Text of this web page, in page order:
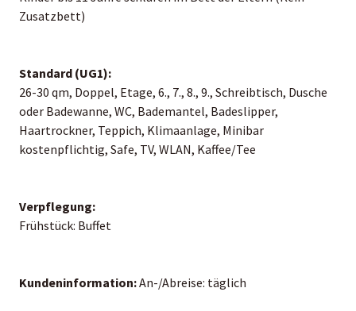
Zusatzbett)
Standard (UG1):
26-30 qm, Doppel, Etage, 6., 7., 8., 9., Schreibtisch, Dusche
oder Badewanne, WC, Bademantel, Badeslipper,
Haartrockner, Teppich, Klimaanlage, Minibar
kostenpflichtig, Safe, TV, WLAN, Kaffee/Tee
Verpflegung:
Frühstück: Buffet
Kundeninformation:An-/Abreise: täglich